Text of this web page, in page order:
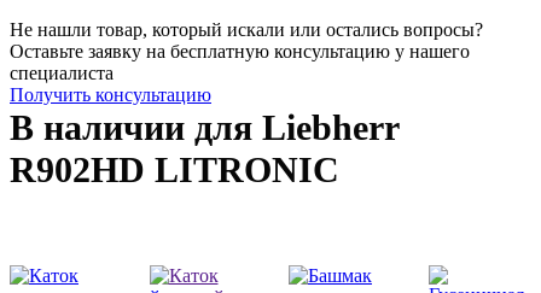
Не нашли товар, который искали или остались вопросы?
Оставьте заявку на бесплатную консультацию у нашего
специалиста
Получить консультацию
В наличии для Liebherr
R902HD LITRONIC